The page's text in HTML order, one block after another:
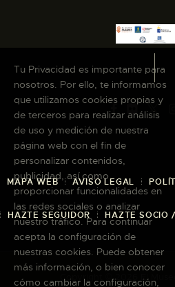
MAPA WEB AVISO LEGAL
HAZTE SEGUIDOR HAZTE SOCIO
Copyright © 2026 El
Tu Privacidad es importante para
nosotros. Por ello, te informamos
que utilizamos cookies propias y
de terceros para realizar análisis
de uso y medición de nuestra
página web con el fin de
personalizar contenidos,
publicidad, así como
proporcionar funcionalidades en
las redes sociales o analizar
nuestro tráfico. Para continuar
acepta la configuración de
nuestras cookies. Puede obtener
más información, o bien conocer
cómo cambiar la configuración,